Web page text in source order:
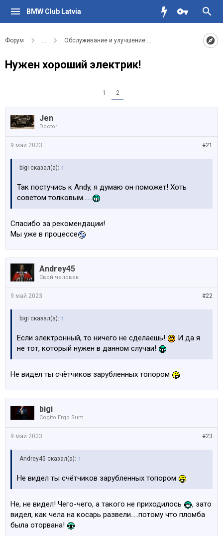
BMW Club Latvia
Форум ... Обслуживание и улучшение вашего BMW
Нужен хороший электрик!
1 2
Jen
Doctor
#21
9 май 2023
bigi сказал(а): ↑
Так постучись к Andy, я думаю он поможет! Хоть
советом толковым......
Спасибо за рекомендации!
Мы уже в процессе
Andrey45
Свой человек
#22
9 май 2023
bigi сказал(а): ↑
Если электронный, то ничего не сделаешь!
И да я
не тот, который нужен в данном случаи!
Не видел ты счётчиков зарубленных топором
bigi
Cogito Ergo Sum
#23
9 май 2023
Andrey45 сказал(а): ↑
Не видел ты счётчиков зарубленных топором
Не, не видел! Чего-чего, а такого не приходилось
, зато
видел, как чела на косарь развели.....потому что пломба
была оторвана!